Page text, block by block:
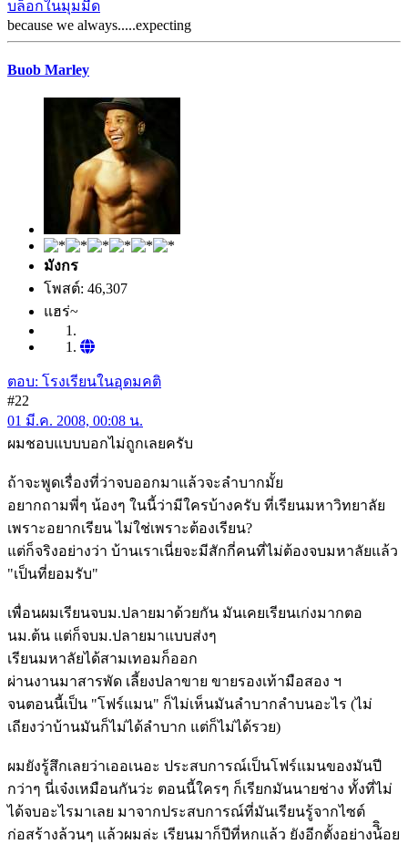
บล็อกในมุมมืด
because we always.....expecting
Buob Marley
มังกร
โพสต์: 46,307
แฮร่~
ตอบ: โรงเรียนในอุดมคติ
#22
01 มี.ค. 2008, 00:08 น.
ผมชอบแบบบอกไม่ถูกเลยครับ
ถ้าจะพูดเรื่องที่ว่าจบออกมาแล้วจะลำบากมั้ย
อยากถามพี่ๆ น้องๆ ในนี้ว่ามีใครบ้างครับ ที่เรียนมหาวิทยาลัย
เพราะอยากเรียน ไม่ใช่เพราะต้องเรียน?
แต่ก็จริงอย่างว่า บ้านเราเนี่ยจะมีสักกี่คนที่ไม่ต้องจบมหาลัยแล้ว
"เป็นที่ยอมรับ"
เพื่อนผมเรียนจบม.ปลายมาด้วยกัน มันเคยเรียนเก่งมากตอ
นม.ต้น แต่ก็จบม.ปลายมาแบบส่งๆ
เรียนมหาลัยได้สามเทอมก็ออก
ผ่านงานมาสารพัด เลี้ยงปลาขาย ขายรองเท้ามือสอง ฯ
จนตอนนี้เป็น "โฟร์แมน" ก็ไม่เห็นมันลำบากลำบนอะไร (ไม่
เถียงว่าบ้านมันก็ไม่ได้ลำบาก แต่ก็ไม่ได้รวย)
ผมยังรู้สึกเลยว่าเออเนอะ ประสบการณ์เป็นโฟร์แมนของมันปี
กว่าๆ นี่เจ๋งเหมือนกันว่ะ ตอนนี้ใครๆ ก็เรียกมันนายช่าง ทั้งที่ไม่
ได้จบอะไรมาเลย มาจากประสบการณ์ที่มันเรียนรู้จากไซต์
ก่อสร้างล้วนๆ แล้วผมล่ะ เรียนมาก็ปีที่หกแล้ว ยังอีกตั้งอย่างน้ิิอย